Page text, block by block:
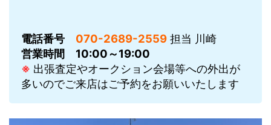
電話番号 070-2689-2559 担当 川崎
営業時間
10:00～19:00
※ 出張査定やオークション会場等への外出が
多いのでご来店はご予約をお願いいたします